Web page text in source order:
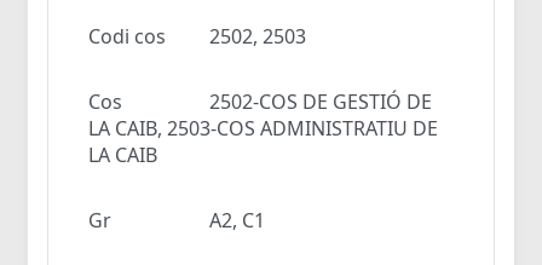
Codi cos 2502, 2503
Cos
2502-COS DE GESTIÓ DE
LA CAIB, 2503-COS ADMINISTRATIU DE
LA CAIB
Gr A2, C1